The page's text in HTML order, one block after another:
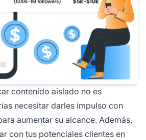
contenido aislado no es
necesitar darles impulso con
aumentar su alcance. Además,
con tus potenciales clientes en